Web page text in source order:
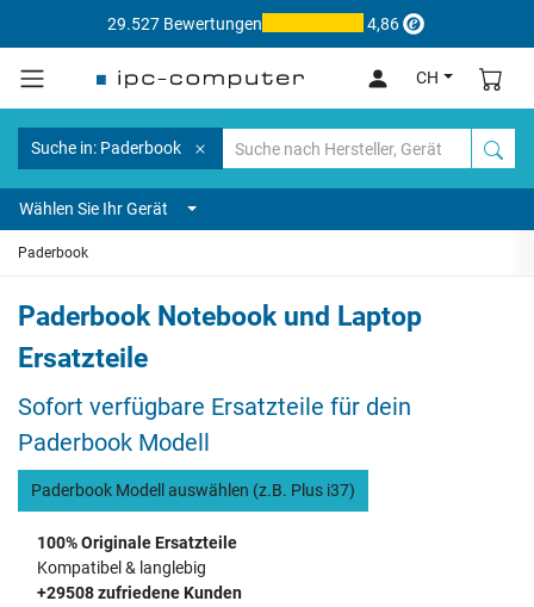
29.527 Bewertungen 4,86
CH
Suche in: Paderbook
Wählen Sie Ihr Gerät
Paderbook
Paderbook Notebook und Laptop
Ersatzteile
Sofort verfügbare Ersatzteile für dein
Paderbook Modell
Paderbook Modell auswählen (z.B. Plus i37)
100% Originale Ersatzteile
Kompatibel & langlebig
+29508 zufriedene Kunden